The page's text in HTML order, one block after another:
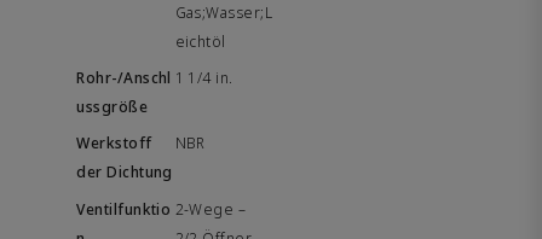
Gas;Wasser;L
eichtöl
1 1/4 in.
NBR
2-Wege –